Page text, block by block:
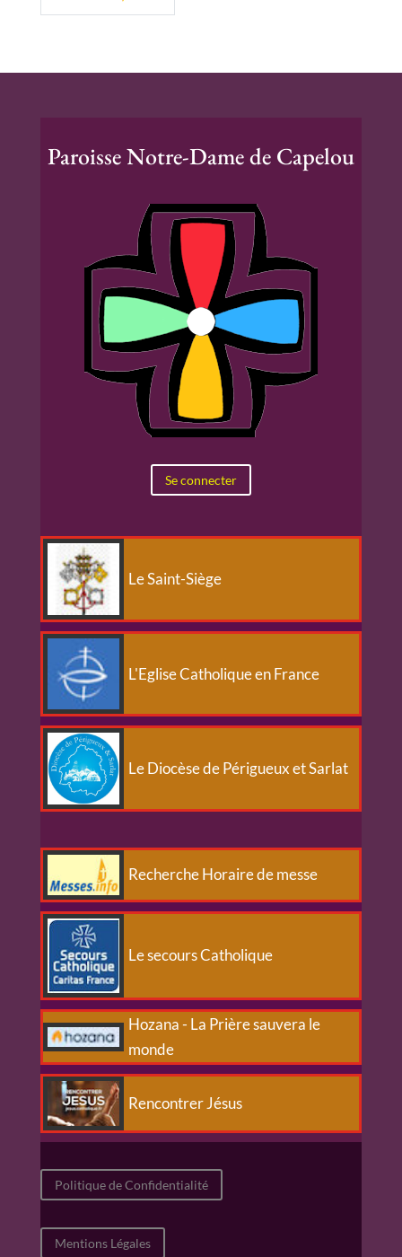
Paroisse Notre-Dame de Capelou
Se connecter
Le Saint-Siège
L'Eglise Catholique en France
Le Diocèse de Périgueux et Sarlat
Recherche Horaire de messe
Le secours Catholique
Hozana - La Prière sauvera le
monde
Rencontrer Jésus
Politique de Confidentialité
Mentions Légales